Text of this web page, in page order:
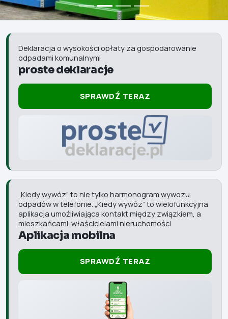
Deklaracja o wysokości opłaty za gospodarowanie
odpadami komunalnymi
proste deklaracje
SPRAWDŹ TERAZ
„Kiedy wywóz” to nie tylko harmonogram wywozu
odpadów w telefonie. „Kiedy wywóz” to wielofunkcyjna
aplikacja umoźliwiająca kontakt między związkiem, a
mieszkańcami-właścicielami nieruchomości
Aplikacja mobilna
SPRAWDŹ TERAZ